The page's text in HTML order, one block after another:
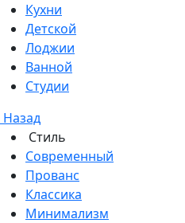
Кухни
Детской
Лоджии
Ванной
Студии
Назад
Стиль
Современный
Прованс
Классика
Минимализм